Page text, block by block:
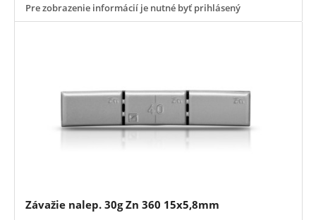
Pre zobrazenie informácií je nutné byť prihlásený
Závažie nalep. 30g Zn 360 15x5,8mm